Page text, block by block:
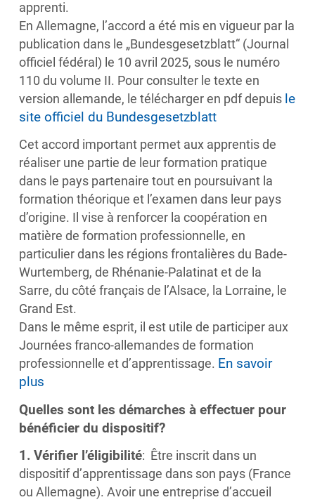
apprenti.
En Allemagne, l’accord a été mis en vigueur par la
publication dans le „Bundesgesetzblatt“ (Journal
officiel fédéral) le 10 avril 2025, sous le numéro
110 du volume II. Pour consulter le texte en
version allemande, le télécharger en pdf depuis le
site officiel du Bundesgesetzblatt
Cet accord important permet aux apprentis de
réaliser une partie de leur formation pratique
dans le pays partenaire tout en poursuivant la
formation théorique et l’examen dans leur pays
d’origine. Il vise à renforcer la coopération en
matière de formation professionnelle, en
particulier dans les régions frontalières du Bade-
Wurtemberg, de Rhénanie-Palatinat et de la
Sarre, du côté français de l’Alsace, la Lorraine, le
Grand Est.
Dans le même esprit, il est utile de participer aux
Journées franco-allemandes de formation
professionnelle et d’apprentissage. En savoir
plus
Quelles sont les démarches à effectuer pour
bénéficier du dispositif?
1. Vérifier l’éligibilité: Être inscrit dans un
dispositif d’apprentissage dans son pays (France
ou Allemagne). Avoir une entreprise d’accueil